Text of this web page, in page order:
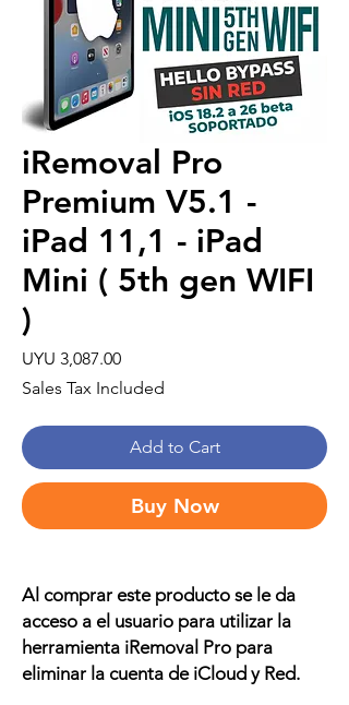
iRemoval Pro
Premium V5.1 -
iPad 11,1 - iPad
Mini ( 5th gen WIFI
)
UYU 3,087.00Price
Sales Tax Included
Add to Cart
Buy Now
Al comprar este producto se le da
acceso a el usuario para utilizar la
herramienta iRemoval Pro para
eliminar la cuenta de iCloud y Red.